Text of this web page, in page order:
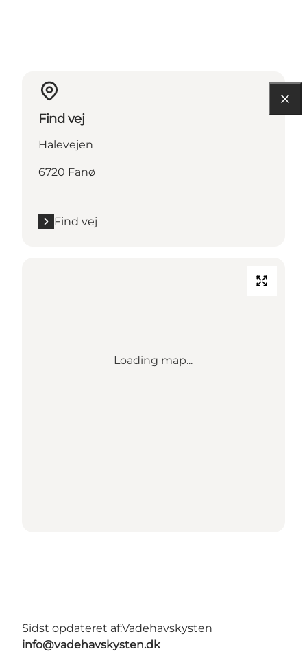
Find vej
Halevejen
6720 Fanø
Find vej
Loading map...
Sidst opdateret af:Vadehavskysten
info@vadehavskysten.dk